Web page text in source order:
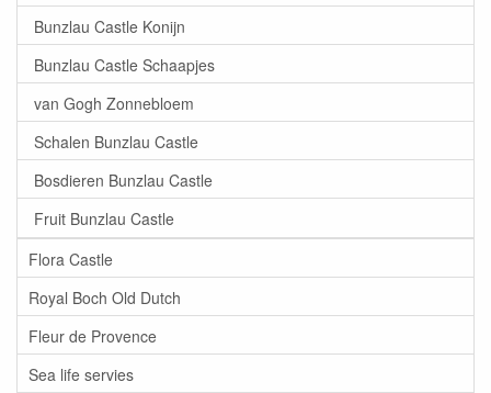
Bunzlau Castle Konijn
Bunzlau Castle Schaapjes
van Gogh Zonnebloem
Schalen Bunzlau Castle
Bosdieren Bunzlau Castle
Fruit Bunzlau Castle
Flora Castle
Royal Boch Old Dutch
Fleur de Provence
Sea life servies